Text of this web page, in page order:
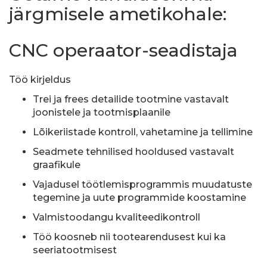
järgmisele ametikohale:
CNC operaator-seadistaja
Töö kirjeldus
Trei ja frees detailide tootmine vastavalt
joonistele ja tootmisplaanile
Lõikeriistade kontroll, vahetamine ja tellimine
Seadmete tehnilised hooldused vastavalt
graafikule
Vajadusel töötlemisprogrammis muudatuste
tegemine ja uute programmide koostamine
Valmistoodangu kvaliteedikontroll
Töö koosneb nii tootearendusest kui ka
seeriatootmisest